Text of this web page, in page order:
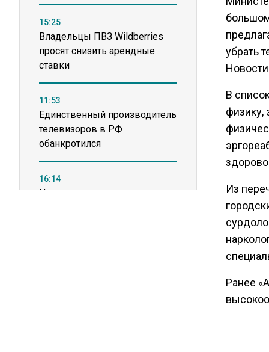
15:25
Владельцы ПВЗ Wildberries
просят снизить арендные
ставки
11:53
Единственный производитель
телевизоров в РФ
обанкротился
16:14
Новые правила оплаты
убрать
В
физику,
Из
Ранее